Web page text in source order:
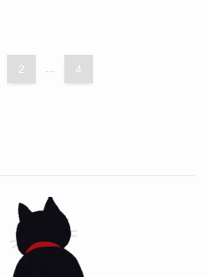
2 ... 4